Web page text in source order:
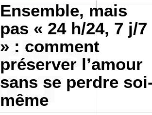
Ensemble, mais
pas « 24 h/24, 7 j/7
» : comment
préserver l’amour
sans se perdre
même